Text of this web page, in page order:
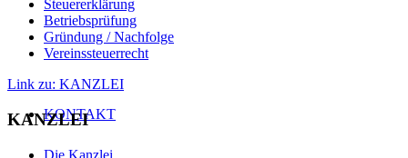
KONTAKT
Steuererklärung
Betriebsprüfung
Gründung / Nachfolge
Vereinssteuerrecht
Link zu: KANZLEI
KANZLEI
Die Kanzlei